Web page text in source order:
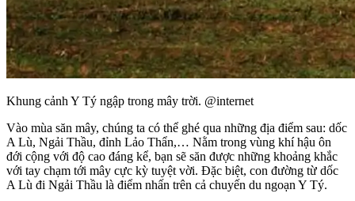
Khung cảnh Y Tý ngập trong mây trời. @internet
Vào mùa săn mây, chúng ta có thể ghé qua những địa điểm sau: dốc
A Lù, Ngải Thầu, đỉnh Lảo Thẩn,… Nằm trong vùng khí hậu ôn
đới cộng với độ cao đáng kể, bạn sẽ săn được những khoảng khắc
với tay chạm tới mây cực kỳ tuyệt vời. Đặc biệt, con đường từ dốc
A Lù đi Ngải Thầu là điểm nhấn trên cả chuyến du ngoạn Y Tý.